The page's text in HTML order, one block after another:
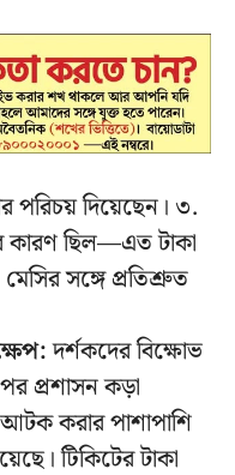
পরিচয় দিয়েছেন। ৩.
কারণ ছিল—এত টাকা
সঙ্গে প্রতিশ্রুত
দর্শকদের বিক্ষোভ
প্রশাসন কড়া
করার পাশাপাশি
টিকিটের টাকা